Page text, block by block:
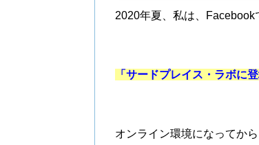
2020年夏、私は、Facebook
「サードプレイス・ラボに
オンライン環境になってか